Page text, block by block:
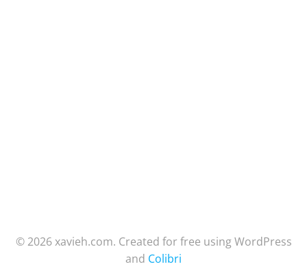
© 2026 xavieh.com. Created for free using WordPress
and Colibri